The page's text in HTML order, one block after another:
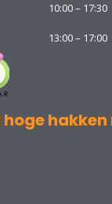
10:00 – 17:30
13:00 – 17:00
hakken